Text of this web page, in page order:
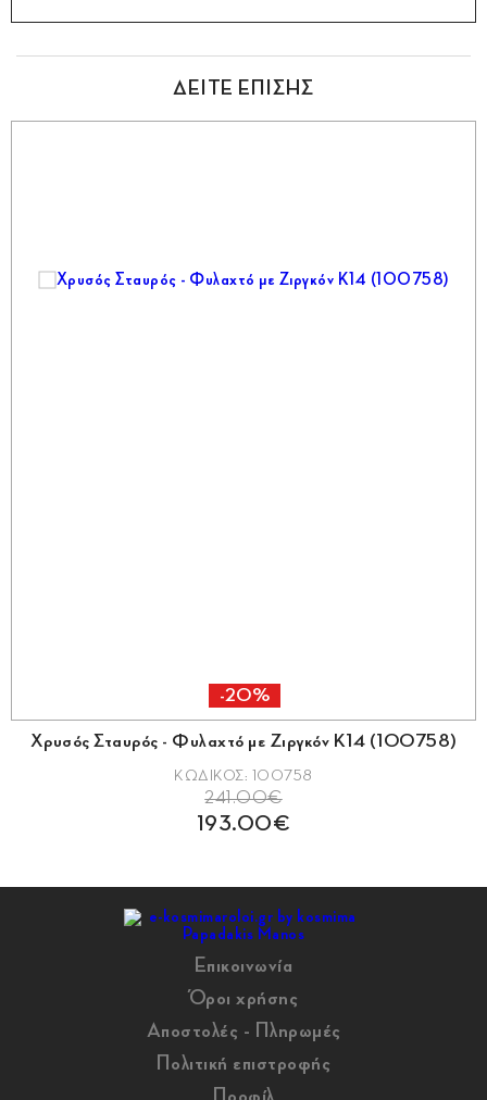
ΔΕΙΤΕ ΕΠΙΣΗΣ
-20%
Χρυσός Σταυρός - Φυλαχτό με Ζιργκόν Κ14 (100758)
ΚΩΔΙΚΟΣ: 100758
241.00€
193.00€
Επικοινωνία
Όροι χρήσης
Αποστολές - Πληρωμές
Πολιτική επιστροφής
Προφίλ